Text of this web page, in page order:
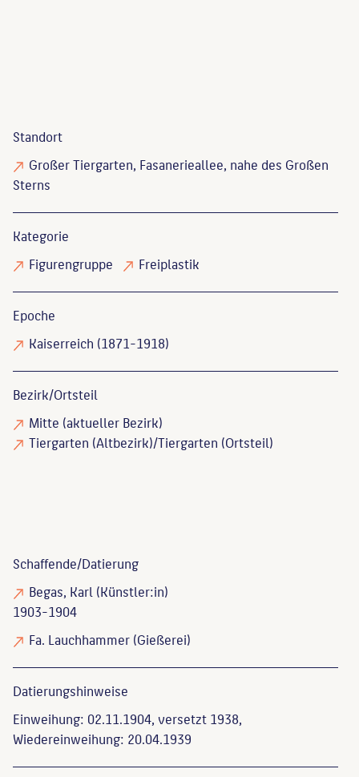
Standort
Großer Tiergarten, Fasanerieallee, nahe des Großen
Sterns
Kategorie
Figurengruppe
Freiplastik
Epoche
Kaiserreich (1871-1918)
Bezirk/Ortsteil
Mitte (aktueller Bezirk)
Tiergarten (Altbezirk)/Tiergarten (Ortsteil)
Schaffende/Datierung
Begas, Karl(Künstler:in)
1903-1904
Fa. Lauchhammer(Gießerei)
Datierungs­hinweise
Einweihung: 02.11.1904, versetzt 1938,
Wiedereinweihung: 20.04.1939